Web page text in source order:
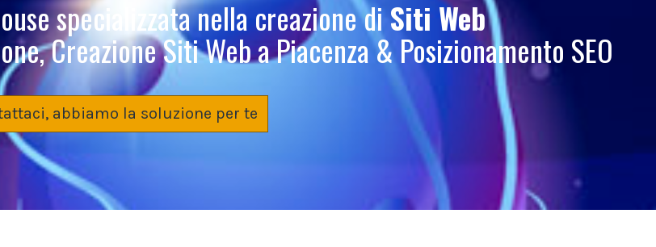
specializzata nella creazione di Siti Web
Creazione Siti Web a Piacenza & Posizionamento SEO
abbiamo la soluzione per te